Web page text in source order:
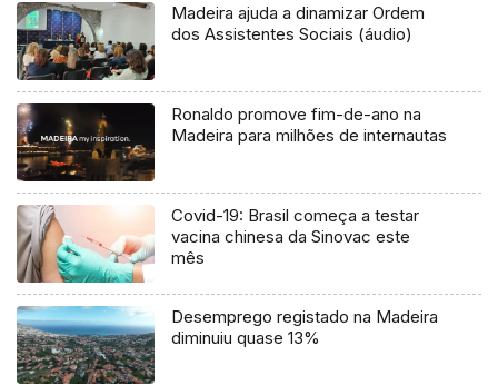
Madeira ajuda a dinamizar Ordem
dos Assistentes Sociais (áudio)
Ronaldo promove fim-de-ano na
Madeira para milhões de internautas
Covid-19: Brasil começa a testar
vacina chinesa da Sinovac este
mês
Desemprego registado na Madeira
diminuiu quase 13%